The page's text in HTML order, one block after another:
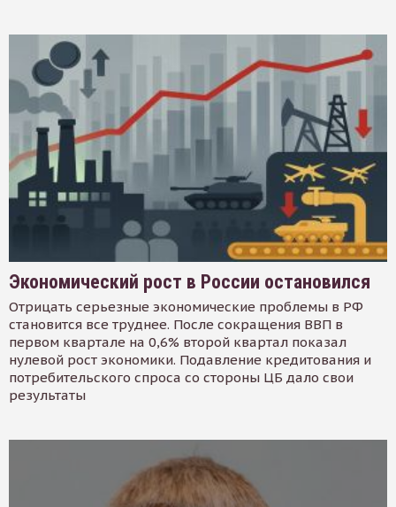
Экономический рост в России остановился
Отрицать серьезные экономические проблемы в РФ
становится все труднее. После сокращения ВВП в
первом квартале на 0,6% второй квартал показал
нулевой рост экономики. Подавление кредитования и
потребительского спроса со стороны ЦБ дало свои
результаты